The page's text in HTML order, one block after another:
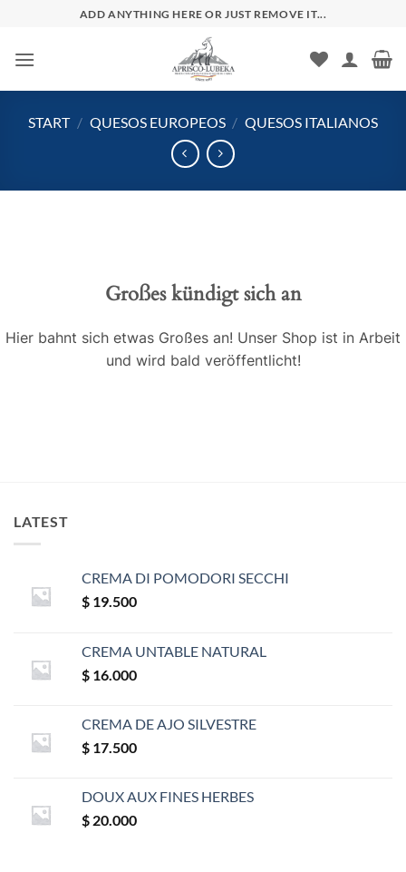
springen
ADD ANYTHING HERE OR JUST REMOVE IT...
START / QUESOS EUROPEOS / QUESOS ITALIANOS
Großes kündigt sich an
Hier bahnt sich etwas Großes an! Unser Shop ist in Arbeit
und wird bald veröffentlicht!
LATEST
CREMA DI POMODORI SECCHI
$ 19.500
CREMA UNTABLE NATURAL
$ 16.000
CREMA DE AJO SILVESTRE
$ 17.500
DOUX AUX FINES HERBES
$ 20.000